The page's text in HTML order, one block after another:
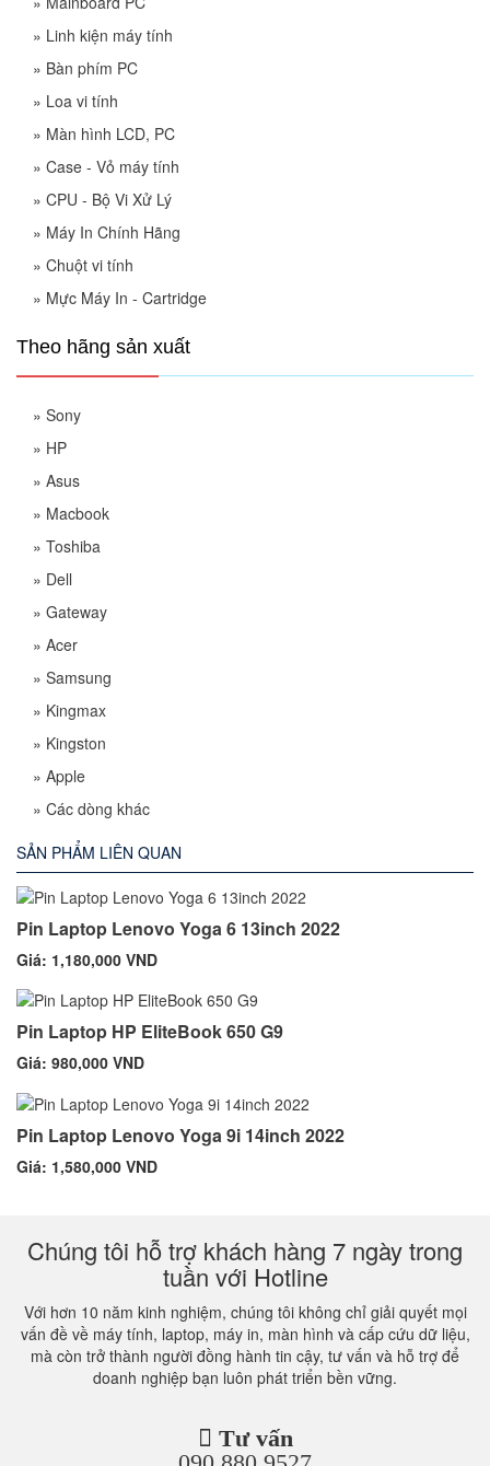
» Linh kiện máy tính
» Bàn phím PC
» Loa vi tính
» Màn hình LCD, PC
» Case - Vỏ máy tính
» CPU - Bộ Vi Xử Lý
» Máy In Chính Hãng
» Chuột vi tính
» Mực Máy In - Cartridge
Theo hãng sản xuất
» Sony
» HP
» Asus
» Macbook
» Toshiba
» Dell
» Gateway
» Acer
» Samsung
» Kingmax
» Kingston
» Apple
» Các dòng khác
SẢN PHẨM LIÊN QUAN
Pin Laptop Lenovo Yoga 6 13inch 2022
Giá: 1,180,000 VND
Pin Laptop HP EliteBook 650 G9
Giá: 980,000 VND
Pin Laptop Lenovo Yoga 9i 14inch 2022
Giá: 1,580,000 VND
Chúng tôi hỗ trợ khách hàng 7 ngày trong
tuần với Hotline
Với hơn 10 năm kinh nghiệm, chúng tôi không chỉ giải quyết mọi
vấn đề về máy tính, laptop, máy in, màn hình và cấp cứu dữ liệu,
mà còn trở thành người đồng hành tin cậy, tư vấn và hỗ trợ để
doanh nghiệp bạn luôn phát triển bền vững.
Tư vấn